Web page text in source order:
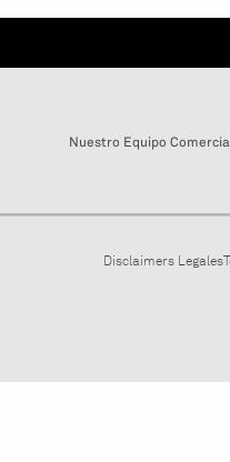
Nuestro Equipo
Disclaimers Legales